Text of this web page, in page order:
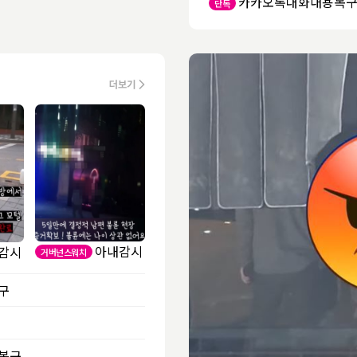
단독
시 거버넌스워치 아내감시